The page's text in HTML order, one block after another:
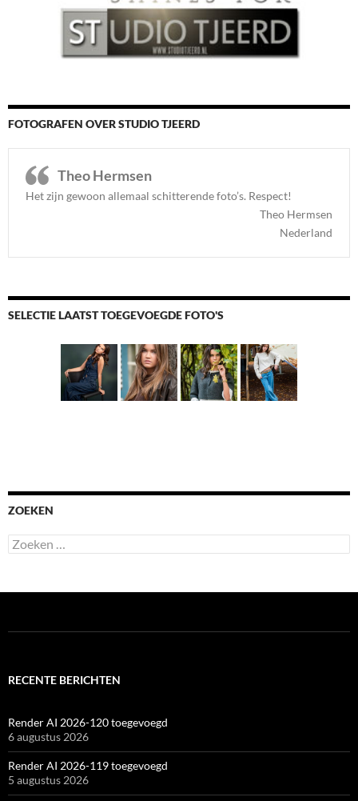
FOTOGRAFEN OVER STUDIO TJEERD
Theo Hermsen
Het zijn gewoon allemaal schitterende foto’s. Respect!
Theo Hermsen
Nederland
SELECTIE LAATST TOEGEVOEGDE FOTO'S
ZOEKEN
Zoeken
naar:
RECENTE BERICHTEN
Render AI 2026-120 toegevoegd
6 augustus 2026
Render AI 2026-119 toegevoegd
5 augustus 2026